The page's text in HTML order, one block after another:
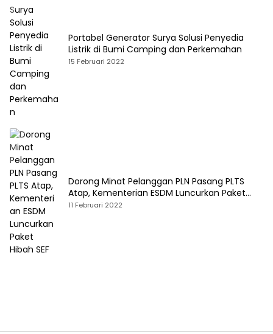
Portabel Generator Surya Solusi Penyedia
Listrik di Bumi Camping dan Perkemahan
15 Februari 2022
Dorong Minat Pelanggan PLN Pasang PLTS
Atap, Kementerian ESDM Luncurkan Paket
Hibah SEF
11 Februari 2022